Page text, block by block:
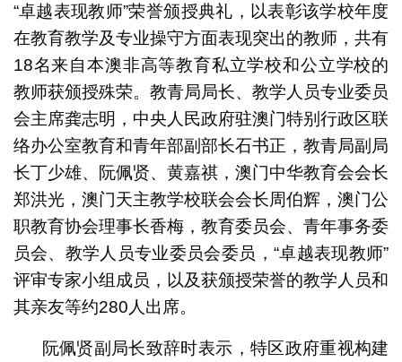
“卓越表现教师”荣誉颁授典礼，以表彰该学校年度
在教育教学及专业操守方面表现突出的教师，共有
18名来自本澳非高等教育私立学校和公立学校的
教师获颁授殊荣。教青局局长、教学人员专业委员
会主席龚志明，中央人民政府驻澳门特别行政区联
络办公室教育和青年部副部长石书正，教青局副局
长丁少雄、阮佩贤、黄嘉祺，澳门中华教育会会长
郑洪光，澳门天主教学校联会会长周伯辉，澳门公
职教育协会理事长香梅，教育委员会、青年事务委
员会、教学人员专业委员会委员，“卓越表现教师”
评审专家小组成员，以及获颁授荣誉的教学人员和
其亲友等约280人出席。
阮佩贤副局长致辞时表示，特区政府重视构建